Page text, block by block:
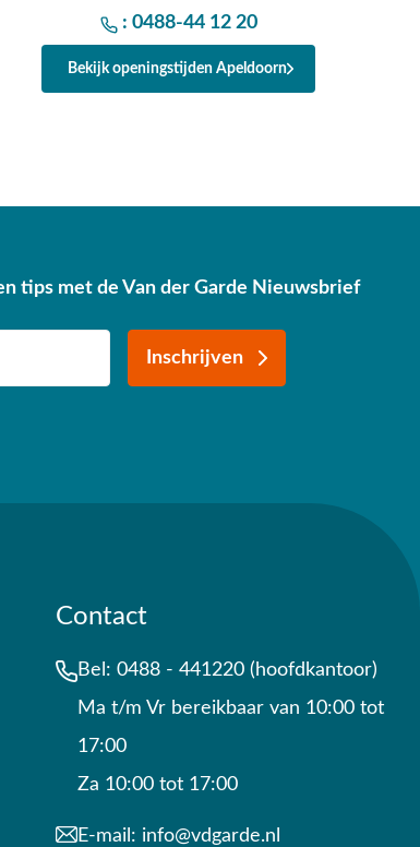
: 0488-44 12 20
Bekijk openingstijden Apeldoorn
tips met de Van der Garde Nieuwsbrief
Inschrijven
Contact
Bel: 0488 - 441220 (hoofdkantoor)
Ma t/m Vr bereikbaar van 10:00 tot
17:00
Za 10:00 tot 17:00
E-mail: info@vdgarde.nl